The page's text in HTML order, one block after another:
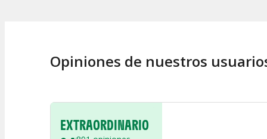
Opiniones de nuestros
EXTRAORDINARIO